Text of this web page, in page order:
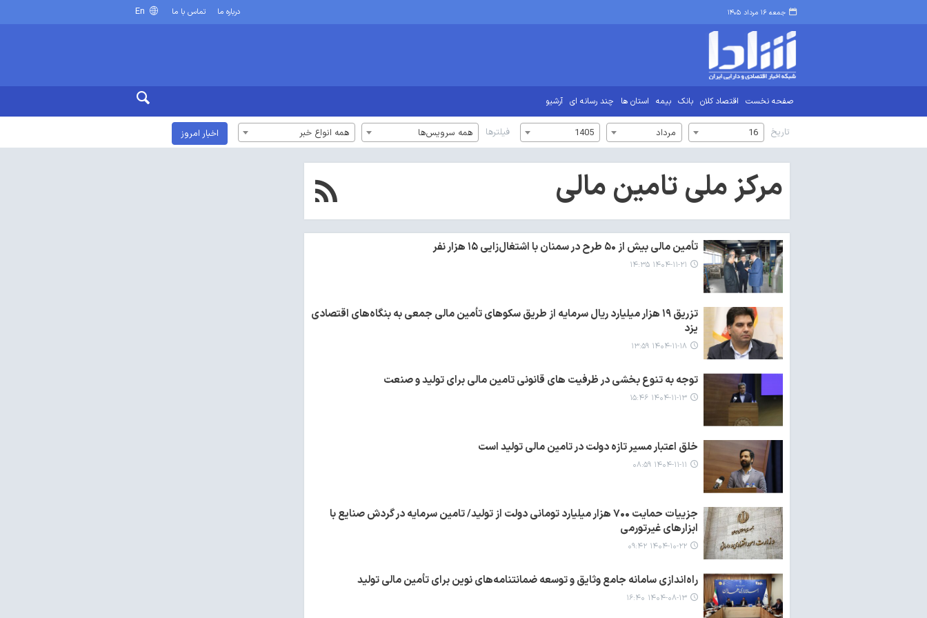
جمعه ۱۶ مرداد ۱۴۰۵ درباره ما تماس با ما
صفحه نخست اقتصاد کلان بانک بیمه استان ها چند رسانه ای آرشیو
تاریخ 16 مرداد 1405 فیلترها همه سرویس‌ها همه انواع خبر اخبار امروز
مرکز ملی تامین مالی
تأمین مالی بیش از ۵۰ طرح در سمنان با اشتغال‌زایی ۱۵ هزار نفر
۱۴۰۴-۱۱-۲۱ ۱۴:۳۵
تزریق ۱۹ هزار میلیارد ریال سرمایه از طریق سکوهای تأمین مالی جمعی به بنگاه‌های اقتصادی
یزد
۱۴۰۴-۱۱-۱۸ ۱۳:۵۹
توجه به تنوع بخشی در ظرفیت های قانونی تامین مالی برای تولید و صنعت
۱۴۰۴-۱۱-۱۳ ۱۵:۴۶
خلق اعتبار مسیر تازه دولت در تامین مالی تولید است
۱۴۰۴-۱۱-۱۱ ۰۸:۵۹
جزییات حمایت ۷۰۰ هزار میلیارد تومانی دولت از تولید/ تامین سرمایه در گردش صنایع با
ابزارهای غیرتورمی
۱۴۰۴-۱۰-۲۲ ۰۹:۴۲
راه‌اندازی سامانه جامع وثایق و توسعه ضمانتنامه‌های نوین برای تأمین مالی تولید
۱۴۰۴-۰۸-۱۳ ۱۶:۴۰